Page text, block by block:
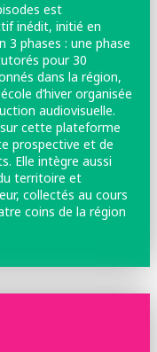
est
inédit, initié en
3 phases : une phase
pour 30
dans la région,
d’hiver organisée
audiovisuelle.
cette plateforme
prospective et de
Elle intègre aussi
territoire et
collectés au cours
coins de la région